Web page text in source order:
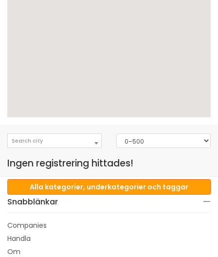
Search city
Ingen registrering hittades!
Alla kategorier, underkategorier och taggar
Snabblänkar
Companies
Handla
Om